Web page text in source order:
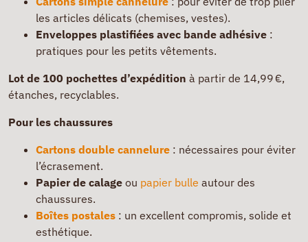
les articles délicats (chemises, vestes).
Enveloppes plastifiées avec bande adhésive :
pratiques pour les petits vêtements.
Lot de 100 pochettes d’expédition à partir de 14,99 €,
étanches, recyclables.
Pour les chaussures
Cartons double cannelure : nécessaires pour éviter
l’écrasement.
Papier de calage ou papier bulle autour des
chaussures.
Boîtes postales : un excellent compromis, solide et
esthétique.